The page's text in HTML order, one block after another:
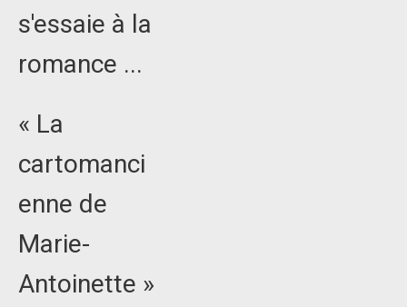
s'essaie à la
romance ...
« La
cartomanci
enne de
Marie-
Antoinette »